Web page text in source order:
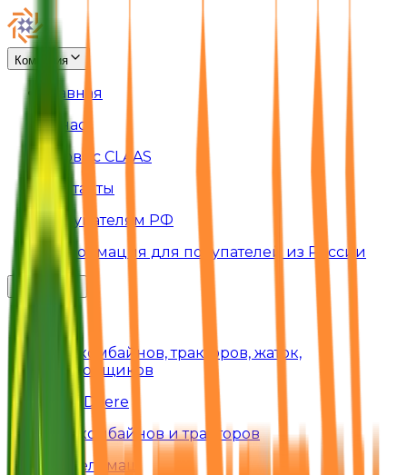
Компания
Главная
О нас
Сервис CLAAS
Контакты
Покупателям РФ
Информация для покупателей из России
Запчасти
Claas
Для комбайнов, тракторов, жаток,
подборщиков
John Deere
Для комбайнов и тракторов
Гомсельмаш